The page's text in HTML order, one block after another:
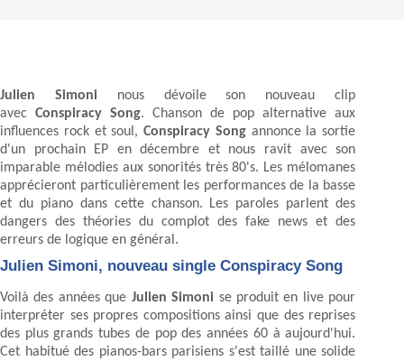
Julien Simoninous dévoile son nouveau clip
avecConspiracy Song. Chanson de pop alternative aux
influences rock et soul,Conspiracy Songannonce la sortie
d'un prochain EP en décembre et nous ravit avec son
imparable mélodies aux sonorités très 80's. Les mélomanes
apprécieront particulièrement les performances de la basse
et du piano dans cette chanson. Les paroles parlent des
dangers des théories du complot des fake news et des
erreurs de logique en général.
Julien Simoni, nouveau single Conspiracy Song
Voilà des années que Julien Simoni se produit en live pour
interpréter ses propres compositions ainsi que des reprises
des plus grands tubes de pop des années 60 à aujourd'hui.
Cet habitué des pianos-bars parisiens s'est taillé une solide